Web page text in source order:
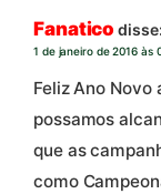
Fanatico disse:
1 de janeiro de 2016 às
Feliz Ano Novo
possamos
que as
como